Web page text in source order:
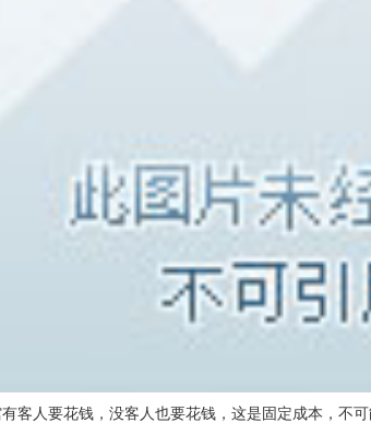
客人要花钱，没客人也要花钱，这是固定成本，不